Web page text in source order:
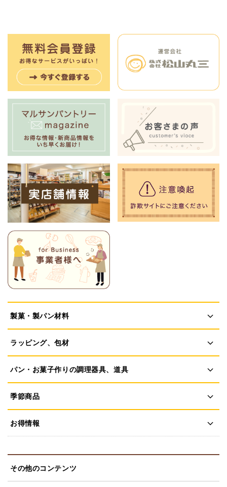
製菓・製パン材料
ラッピング、包材
パン・お菓子作りの調理器具、道具
季節商品
お得情報
その他のコンテンツ